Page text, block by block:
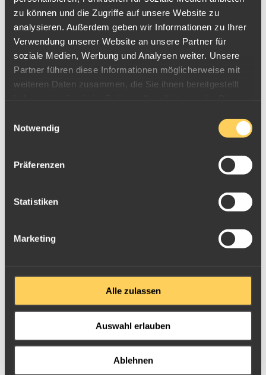
zu können und die Zugriffe auf unsere Website zu
analysieren. Außerdem geben wir Informationen zu Ihrer
Verwendung unserer Website an unsere Partner für
soziale Medien, Werbung und Analysen weiter. Unsere
Partner führen diese Informationen möglicherweise mit
weiteren Daten zusammen, die Sie ihnen bereitgestellt
Notwendig
Präferenzen
Statistiken
Marketing
Alle zulassen
Auswahl erlauben
Ablehnen
selbst ermitteln möchten, so nutzen Sie hierfür einfach unseren
Ankaufsrechner .
Aktuelle Ankaufpreise für Schmuck